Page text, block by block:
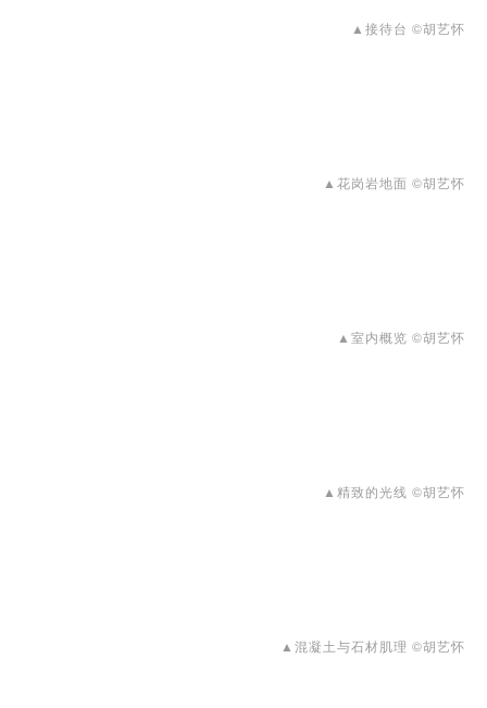
▲接待台 ©胡艺怀
▲花岗岩地面 ©胡艺怀
▲室内概览 ©胡艺怀
▲精致的光线 ©胡艺怀
▲混凝土与石材肌理 ©胡艺怀